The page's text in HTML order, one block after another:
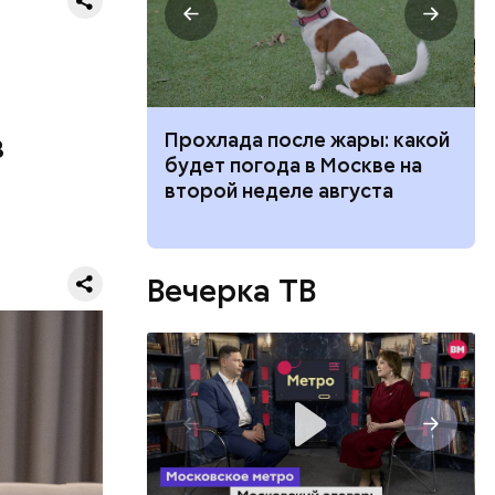
центра
–
Прохлада после жары: какой
будет погода в Москве на
второй неделе августа
Вечерка ТВ